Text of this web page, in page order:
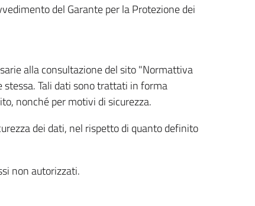
del Garante per la Protezione dei
alla consultazione del sito "Normattiva
Tali dati sono trattati in forma
nonché per motivi di sicurezza.
dei dati, nel rispetto di quanto definito
non autorizzati.